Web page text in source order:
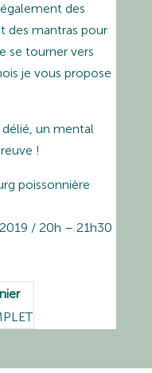
des
des mantras pour
se tourner vers
je vous propose
un mental
!
poissonnière
/ 20h – 21h30